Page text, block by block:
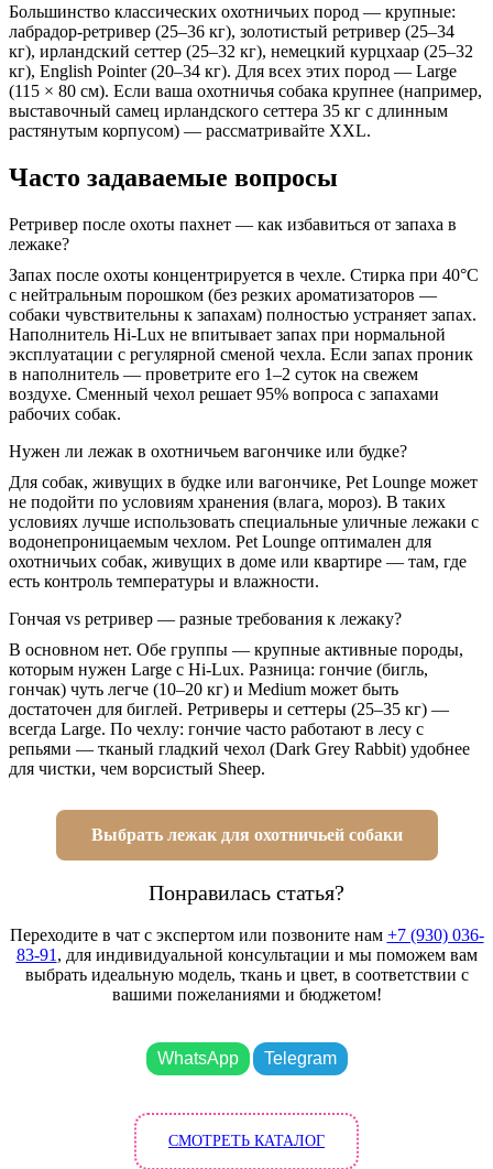
Большинство классических охотничьих пород — крупные:
лабрадор-ретривер (25–36 кг), золотистый ретривер (25–34
кг), ирландский сеттер (25–32 кг), немецкий курцхаар (25–32
кг), English Pointer (20–34 кг). Для всех этих пород — Large
(115 × 80 см). Если ваша охотничья собака крупнее (например,
выставочный самец ирландского сеттера 35 кг с длинным
растянутым корпусом) — рассматривайте XXL.
Часто задаваемые вопросы
Ретривер после охоты пахнет — как избавиться от запаха в
лежаке?
Запах после охоты концентрируется в чехле. Стирка при 40°C
с нейтральным порошком (без резких ароматизаторов —
собаки чувствительны к запахам) полностью устраняет запах.
Наполнитель Hi-Lux не впитывает запах при нормальной
эксплуатации с регулярной сменой чехла. Если запах проник
в наполнитель — проветрите его 1–2 суток на свежем
воздухе. Сменный чехол решает 95% вопроса с запахами
рабочих собак.
Нужен ли лежак в охотничьем вагончике или будке?
Для собак, живущих в будке или вагончике, Pet Lounge может
не подойти по условиям хранения (влага, мороз). В таких
условиях лучше использовать специальные уличные лежаки с
водонепроницаемым чехлом. Pet Lounge оптимален для
охотничьих собак, живущих в доме или квартире — там, где
есть контроль температуры и влажности.
Гончая vs ретривер — разные требования к лежаку?
В основном нет. Обе группы — крупные активные породы,
которым нужен Large с Hi-Lux. Разница: гончие (бигль,
гончак) чуть легче (10–20 кг) и Medium может быть
достаточен для биглей. Ретриверы и сеттеры (25–35 кг) —
всегда Large. По чехлу: гончие часто работают в лесу с
репьями — тканый гладкий чехол (Dark Grey Rabbit) удобнее
для чистки, чем ворсистый Sheep.
Выбрать лежак для охотничьей собаки
Понравилась статья?
Переходите в чат с экспертом или позвоните нам +7 (930) 036-
83-91 , для индивидуальной консультации и мы поможем вам
выбрать идеальную модель, ткань и цвет, в соответствии с
вашими пожеланиями и бюджетом!
WhatsApp Telegram
СМОТРЕТЬ КАТАЛОГ